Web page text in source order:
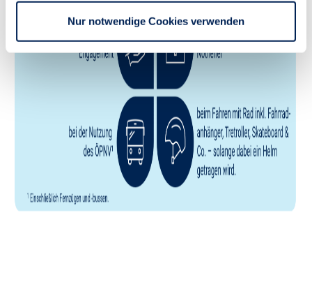
Nur notwendige Cookies verwenden